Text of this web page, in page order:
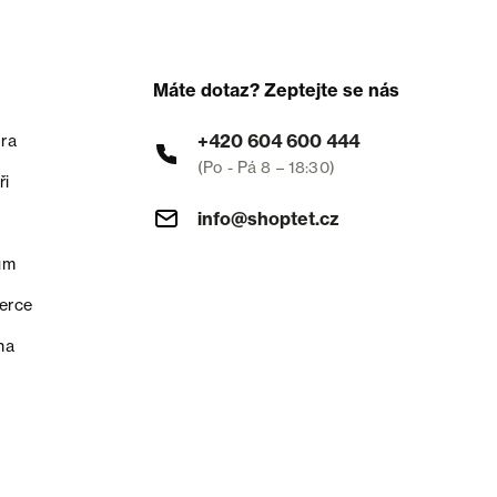
Máte dotaz? Zeptejte se nás
+420 604 600 444
(Po - Pá 8 – 18:30)
info@shoptet.cz